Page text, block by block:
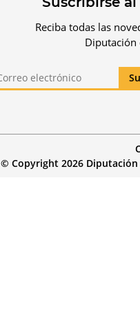
Reciba todas las
Diputación
© Copyright 2026 Diputación